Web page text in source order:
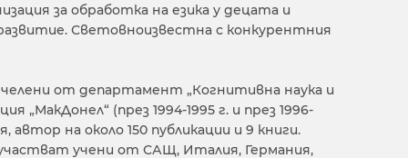
за обработка на езика у децата и
Световноизвестна с конкурентния
от департамент „Когнитивна наука и
„МакДонел“ (през 1994-1995 г. и през 1996-
автор на около 150 публикации и 9 книги.
учени от САЩ, Италия, Германия,